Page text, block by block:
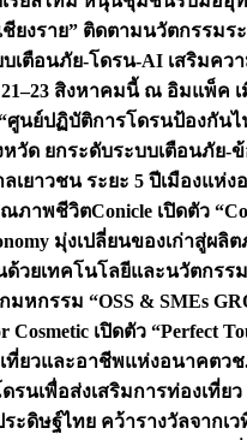
ชียงราย” ติดตามนวัตกรรม
เตือนภัย-โดรน-AI เสริมคว
สิงหาคมนี้ ณ อิมแพ็ค เ
ศูนย์ปฏิบัติการโดรนป้องกัน
วัด ยกระดับระบบเตือนภัย-
ยาวชน ระยะ 5 ปีเมืองแห่
ณภาพชีวิตConicle เปิดตัว
มุ่งเปลี่ยนของเก่าสู่ผ
วยเทคโนโลยีและนวัตกรร
มหกรรม “OSS & SMEs
เปิดตัว “Perfect
ที่ยวและอาชีพแห่งอนาคตวช
รนเพื่อส่งเสริมการท่องเที่
ะดิษฐ์ไทย คว้ารางวัลจากเว